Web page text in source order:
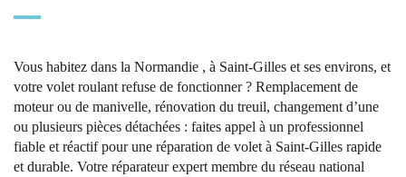
Vous habitez dans la Normandie , à Saint-Gilles et ses environs, et
votre volet roulant refuse de fonctionner ? Remplacement de
moteur ou de manivelle, rénovation du treuil, changement d’une
ou plusieurs pièces détachées : faites appel à un professionnel
fiable et réactif pour une réparation de volet à Saint-Gilles rapide
et durable. Votre réparateur expert membre du réseau national